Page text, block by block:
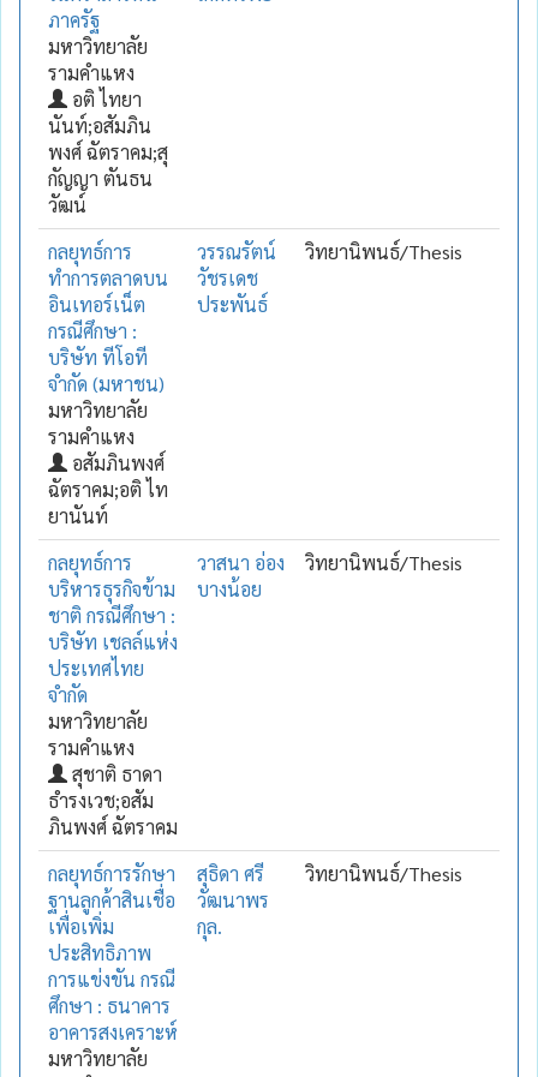
ภาครัฐ
มหาวิทยาลัย
รามคำแหง
อติ ไทยา
นันท์;อสัมภิน
พงศ์ ฉัตราคม;สุ
กัญญา ตันธน
วัฒน์
กลยุทธ์การ
ทำการตลาดบน
อินเทอร์เน็ต
กรณีศึกษา :
บริษัท ทีโอที
จำกัด (มหาชน)
มหาวิทยาลัย
รามคำแหง
อสัมภินพงศ์
ฉัตราคม;อติ ไท
ยานันท์
วรรณรัตน์
วัชรเดช
ประพันธ์
วิทยานิพนธ์/Thesis
กลยุทธ์การ
บริหารธุรกิจข้าม
ชาติ กรณีศึกษา :
บริษัท เชลล์แห่ง
ประเทศไทย
จำกัด
มหาวิทยาลัย
รามคำแหง
สุชาติ ธาดา
ธำรงเวช;อสัม
ภินพงศ์ ฉัตราคม
วาสนา อ่อง
บางน้อย
วิทยานิพนธ์/Thesis
กลยุทธ์การรักษา
ฐานลูกค้าสินเชื่อ
เพื่อเพิ่ม
ประสิทธิภาพ
การแข่งขัน กรณี
ศึกษา : ธนาคาร
อาคารสงเคราะห์
มหาวิทยาลัย
สุธิดา ศรี
วัฒนาพร
กุล.
วิทยานิพนธ์/Thesis